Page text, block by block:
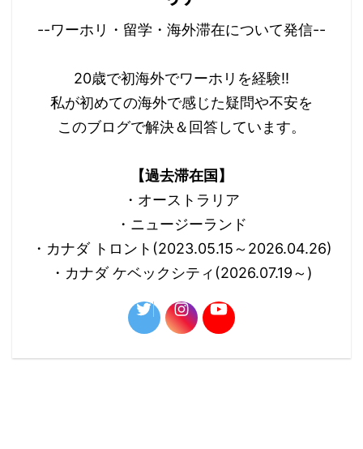
--ワーホリ・留学・海外滞在について発信--
20歳で初海外でワーホリを経験!!
私が初めての海外で感じた疑問や不安を
このブログで解決＆回答しています。
【過去滞在国】
・オーストラリア
・ニュージーランド
・カナダ トロント(2023.05.15～2026.04.26)
・カナダ ケベックシティ(2026.07.19～)